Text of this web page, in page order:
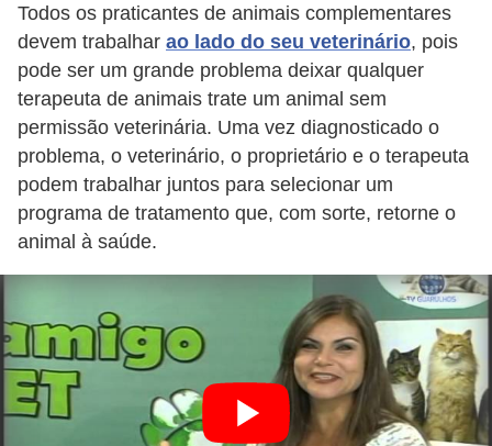
Todos os praticantes de animais complementares
devem trabalhar ao lado do seu veterinário, pois
pode ser um grande problema deixar qualquer
terapeuta de animais trate um animal sem
permissão veterinária. Uma vez diagnosticado o
problema, o veterinário, o proprietário e o terapeuta
podem trabalhar juntos para selecionar um
programa de tratamento que, com sorte, retorne o
animal à saúde.
s
o
r
n
a
m
e
n
t
a